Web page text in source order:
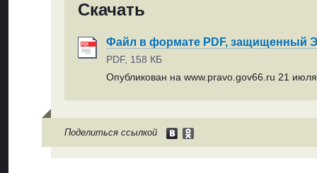
Скачать
Файл в формате PDF, защищенный
PDF, 158 КБ
Опубликован на www.pravo.gov66.ru 21 июля
Поделиться ссылкой